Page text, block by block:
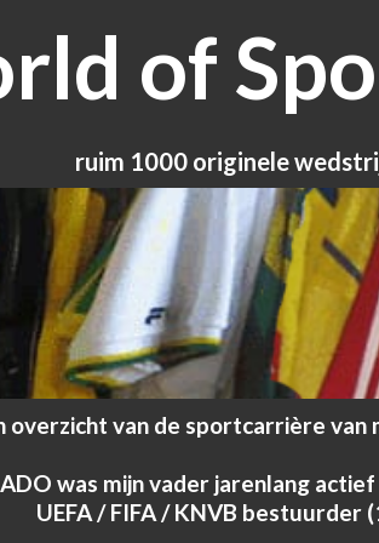
of
ruim 1000 originele
overzicht van de sportcarrière van
was mijn vader jarenlang
UEFA / FIFA / KNVB bestuurder